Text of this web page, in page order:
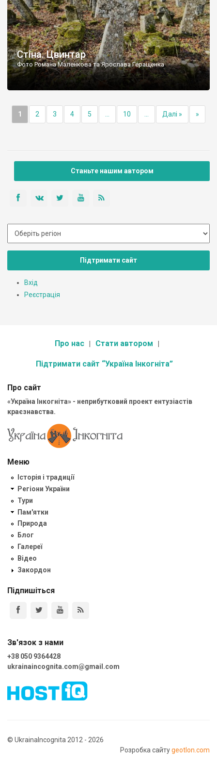
Стіна. Цвинтар
Фото Романа Маленкова та Ярослава Геращенка
1 2 3 4 5 10 Далі » »
Станьте нашим автором
Підтримати сайт
Вхід
Реєстрація
Про нас Стати автором
Підтримати сайт “Україна Інкогніта”
Про сайт
«Україна Інкогніта» - неприбутковий проект ентузіастів
краєзнавства.
Меню
Історія і традиції
Регіони України
Тури
Пам'ятки
Природа
Блог
Галереї
Відео
Закордон
Підпишіться
Зв'язок з нами
+38 050 9364428
ukrainaincognita.com@gmail.com
© UkrainaIncognita 2012 - 2026
Розробка сайтуgeotlon.com